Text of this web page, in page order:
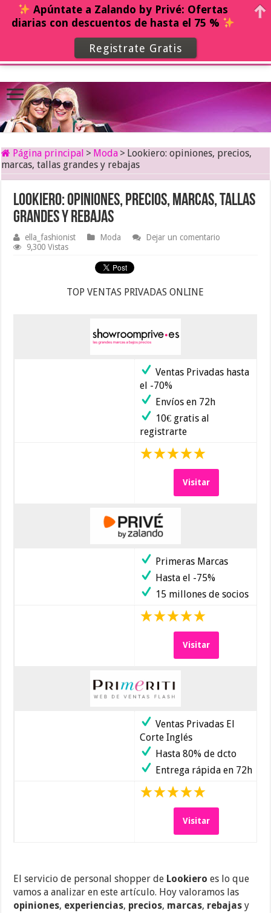
Página principal > Moda > Lookiero: opiniones, precios,
marcas, tallas grandes y rebajas
Lookiero: opiniones, precios, marcas, tallas
grandes y rebajas
ella_fashionist Moda
Dejar un comentario
9,300 Vistas
TOP VENTAS PRIVADAS ONLINE
Ventas Privadas hasta
el -70%
Envíos en 72h
10€ gratis al
registrarte
Visitar
Primeras Marcas
Hasta el -75%
15 millones de socios
Visitar
Ventas Privadas El
Corte Inglés
Hasta 80% de dcto
Entrega rápida en 72h
Visitar
El servicio de personal shopper de Lookiero es lo que
vamos a analizar en este artículo. Hoy valoramos las
opiniones, experiencias, precios, marcas, rebajas y
Apúntate a Zalando by Privé: Ofertas
diarias con descuentos de hasta el 75 %
Registrate Gratis